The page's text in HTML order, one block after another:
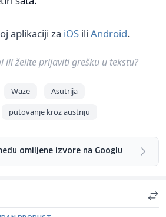
aplikaciji za iOS ili Android.
ili želite prijaviti grešku u tekstu?
Waze
Asutrija
putovanje kroz austriju
omiljene izvore na Googlu